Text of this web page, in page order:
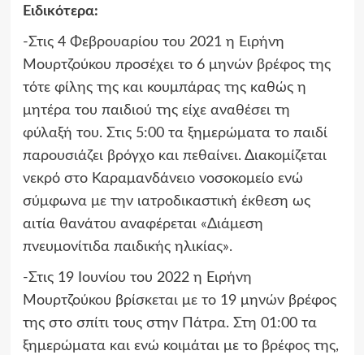
Ειδικότερα:
-Στις 4 Φεβρουαρίου του 2021 η Ειρήνη
Μουρτζούκου προσέχει το 6 μηνών βρέφος της
τότε φίλης της και κουμπάρας της καθώς η
μητέρα του παιδιού της είχε αναθέσει τη
φύλαξή του. Στις 5:00 τα ξημερώματα το παιδί
παρουσιάζει βρόγχο και πεθαίνει. Διακομίζεται
νεκρό στο Καραμανδάνειο νοσοκομείο ενώ
σύμφωνα με την ιατροδικαστική έκθεση ως
αιτία θανάτου αναφέρεται «Διάμεση
πνευμονίτιδα παιδικής ηλικίας».
-Στις 19 Ιουνίου του 2022 η Ειρήνη
Μουρτζούκου βρίσκεται με το 19 μηνών βρέφος
της στο σπίτι τους στην Πάτρα. Στη 01:00 τα
ξημερώματα και ενώ κοιμάται με το βρέφος της,